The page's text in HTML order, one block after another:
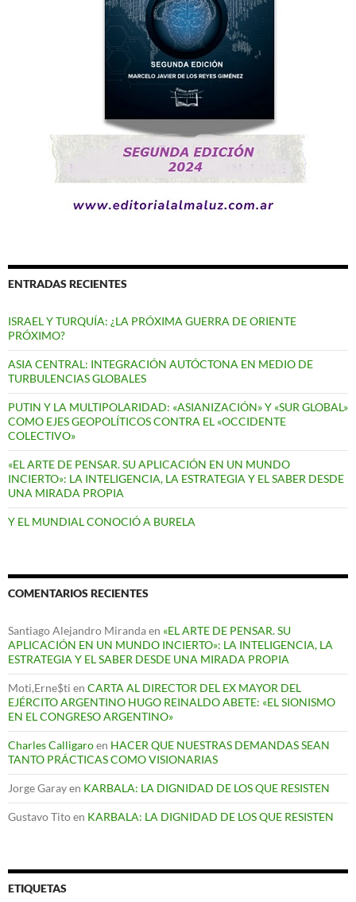
ENTRADAS RECIENTES
ISRAEL Y TURQUÍA: ¿LA PRÓXIMA GUERRA DE ORIENTE
PRÓXIMO?
ASIA CENTRAL: INTEGRACIÓN AUTÓCTONA EN MEDIO DE
TURBULENCIAS GLOBALES
PUTIN Y LA MULTIPOLARIDAD: «ASIANIZACIÓN» Y «SUR GLOBAL»
COMO EJES GEOPOLÍTICOS CONTRA EL «OCCIDENTE
COLECTIVO»
«EL ARTE DE PENSAR. SU APLICACIÓN EN UN MUNDO
INCIERTO»: LA INTELIGENCIA, LA ESTRATEGIA Y EL SABER DESDE
UNA MIRADA PROPIA
Y EL MUNDIAL CONOCIÓ A BURELA
COMENTARIOS RECIENTES
Santiago Alejandro Mirandaen «EL ARTE DE PENSAR. SU
APLICACIÓN EN UN MUNDO INCIERTO»: LA INTELIGENCIA, LA
ESTRATEGIA Y EL SABER DESDE UNA MIRADA PROPIA
Moti,Erne$ti en CARTA AL DIRECTOR DEL EX MAYOR DEL
EJÉRCITO ARGENTINO HUGO REINALDO ABETE: «EL SIONISMO
EN EL CONGRESO ARGENTINO»
Charles Calligaroen HACER QUE NUESTRAS DEMANDAS SEAN
TANTO PRÁCTICAS COMO VISIONARIAS
Jorge Garayen KARBALA: LA DIGNIDAD DE LOS QUE RESISTEN
Gustavo Titoen KARBALA: LA DIGNIDAD DE LOS QUE RESISTEN
ETIQUETAS